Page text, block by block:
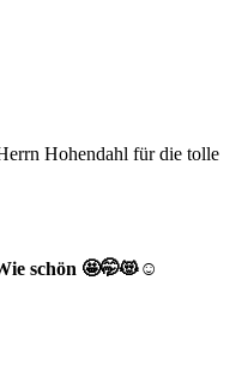
Hohendahl für die tolle
schön 🤩🤭😻☺️